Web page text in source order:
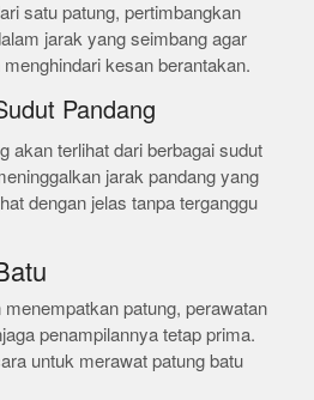
satu patung, pertimbangkan
jarak yang seimbang agar
kesan berantakan.
Pandang
akan terlihat dari berbagai sudut
jarak pandang yang
dengan jelas tanpa terganggu
patung, perawatan
penampilannya tetap prima.
untuk merawat patung batu